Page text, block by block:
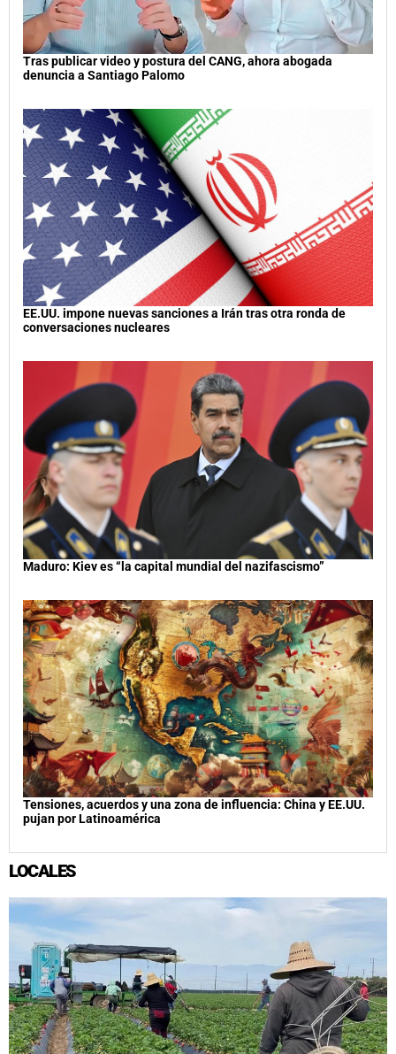
Tras publicar video y postura del CANG, ahora abogada
denuncia a Santiago Palomo
EE.UU. impone nuevas sanciones a Irán tras otra ronda de
conversaciones nucleares
Maduro: Kiev es “la capital mundial del nazifascismo”
Tensiones, acuerdos y una zona de influencia: China y EE.UU.
pujan por Latinoamérica
LOCALES